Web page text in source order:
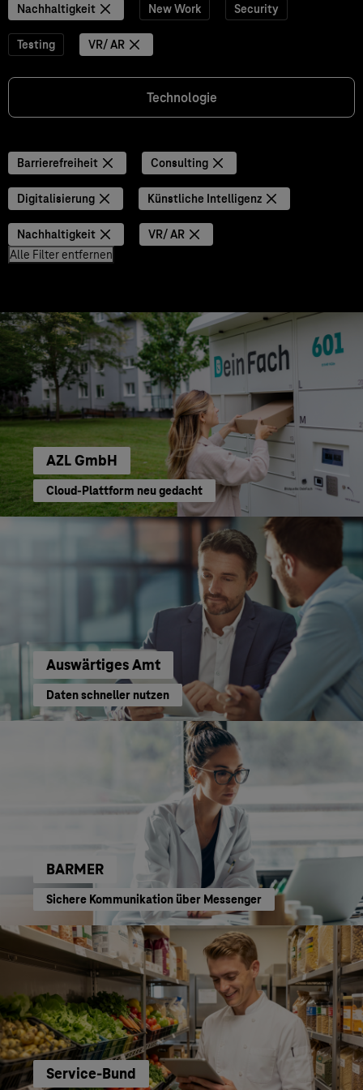
Nachhaltigkeit New Work Security
Testing VR/ AR
Technologie
Barrierefreiheit Consulting
Digitalisierung Künstliche Intelligenz
Nachhaltigkeit
VR/ AR
Alle Filter entfernen
AZL GmbH
Cloud-Plattform neu gedacht
Auswärtiges Amt
Daten schneller nutzen
BARMER
Sichere Kommunikation über Messenger
Service-Bund